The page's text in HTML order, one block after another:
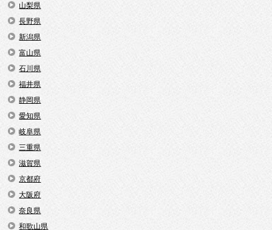
山梨県
長野県
新潟県
富山県
石川県
福井県
静岡県
愛知県
岐阜県
三重県
滋賀県
京都府
大阪府
奈良県
和歌山県